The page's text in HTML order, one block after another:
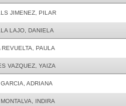
JIMENEZ, PILAR
LAJO, DANIELA
REVUELTA, PAULA
VAZQUEZ, YAIZA
ADRIANA
INDIRA